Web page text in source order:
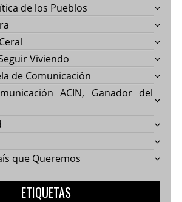
de los Pueblos
Viviendo
de Comunicación
ACIN, Ganador del
que Queremos
ETIQUETAS